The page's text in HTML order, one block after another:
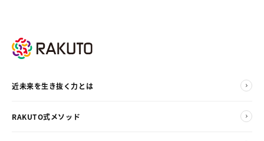
近未来を生き抜く力とは
RAKUTO式メソッド